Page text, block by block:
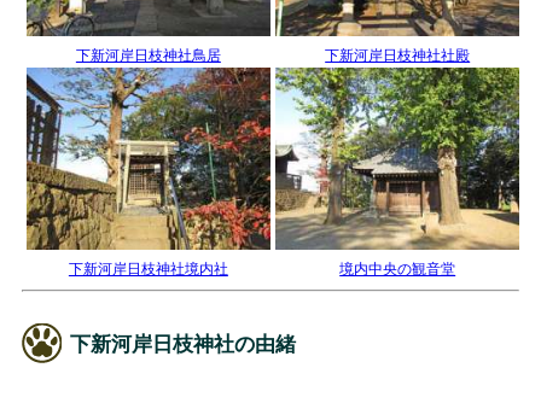
下新河岸日枝神社鳥居 下新河岸日枝神社社殿
下新河岸日枝神社境内社 境内中央の観音堂
下新河岸日枝神社の由緒